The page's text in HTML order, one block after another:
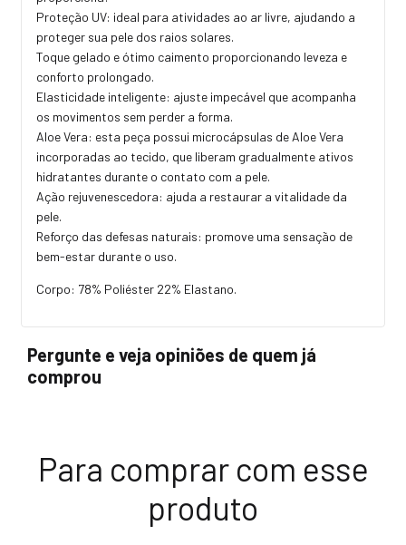
Proteção UV: ideal para atividades ao ar livre, ajudando a
proteger sua pele dos raios solares.
Toque gelado e ótimo caimento proporcionando leveza e
conforto prolongado.
Elasticidade inteligente: ajuste impecável que acompanha
os movimentos sem perder a forma.
Aloe Vera: esta peça possui microcápsulas de Aloe Vera
incorporadas ao tecido, que liberam gradualmente ativos
hidratantes durante o contato com a pele.
Ação rejuvenescedora: ajuda a restaurar a vitalidade da
pele.
Reforço das defesas naturais: promove uma sensação de
bem-estar durante o uso.
Corpo: 78% Poliéster 22% Elastano.
Pergunte e veja opiniões de quem já
comprou
Para comprar com esse
produto